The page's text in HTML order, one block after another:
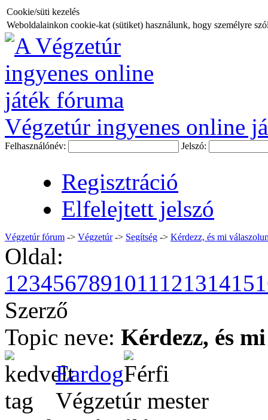
Cookie/süti kezelés
Weboldalainkon cookie-kat (sütiket) használunk, hogy személyre
Végzetúr ingyenes online
Felhasználónév: Jelszó:
Regisztráció
Elfelejtett jelszó
Végzetúr fórum -> Végzetúr-> Segítség -> Kérdezz, és mi
Oldal:
123456789101112131415
Szerző
Topic neve: Kérdezz, és
Eardog
Végzetúr mester